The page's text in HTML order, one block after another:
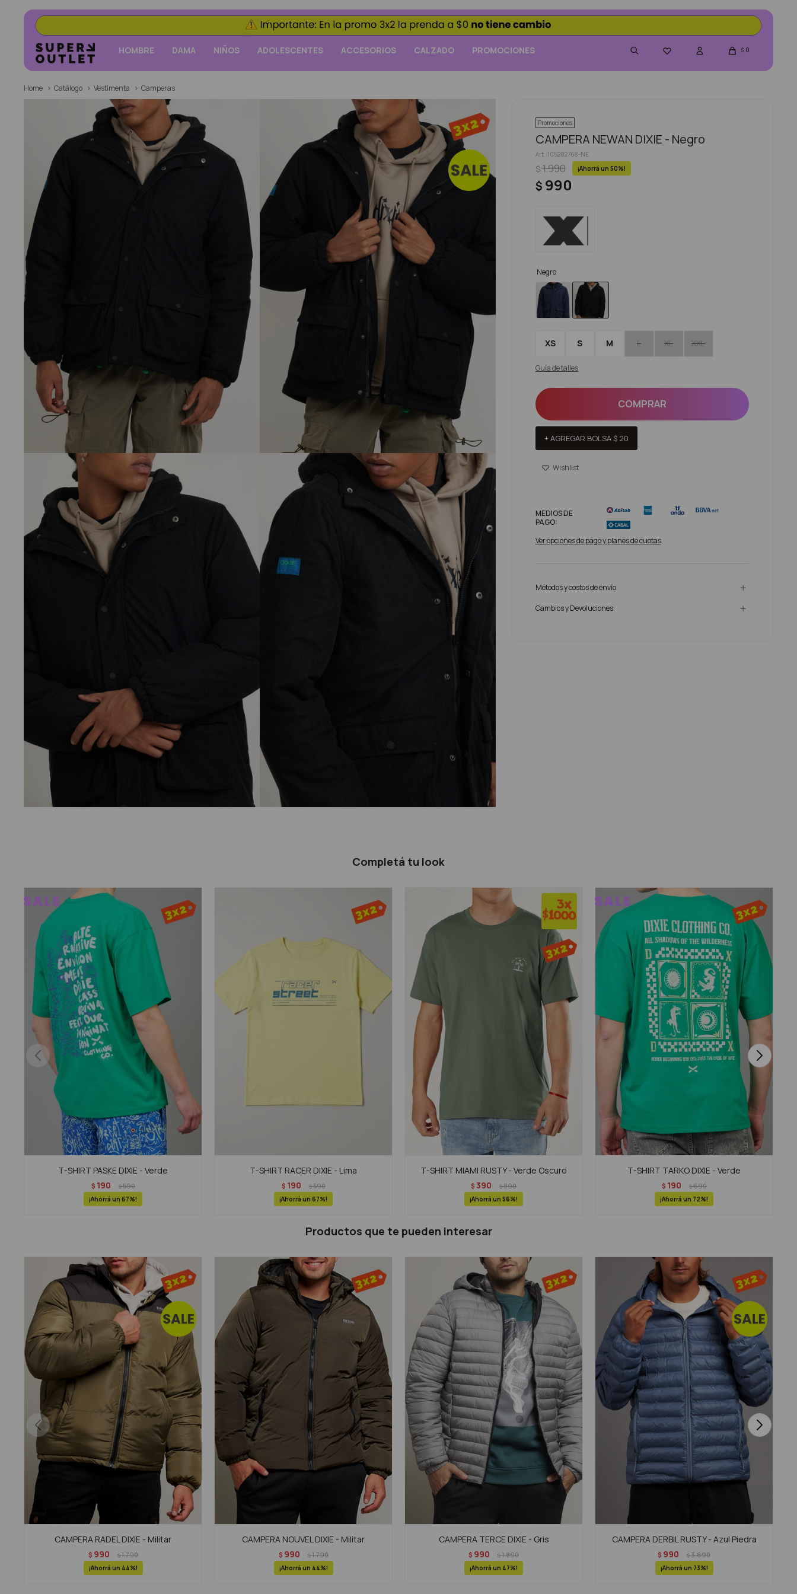
HOMBRE DAMA NIÑOS ADOLESCENTES ACCESORIOS CALZADO PROMOCIONES  $ 0
Home Catálogo Vestimenta Camperas
Promociones
CAMPERA NEWAN DIXIE - Negro
105202768-NE
$ 990
$1.990 50
Negro
XS S M L XL XXL
Guía de talles
COMPRAR
+ AGREGAR BOLSA$ 20
MEDIOS DE
PAGO:
Ver opciones de pago y planes de cuotas
Métodos y costos de envío
Cambios y Devoluciones
Completá tu look
T-SHIRT PASKE DIXIE - Verde
$ 190 $590
67
T-SHIRT RACER DIXIE - Lima
$ 190 $590
67
T-SHIRT MIAMI RUSTY - Verde Oscuro
$ 390 $890
56
T-SHIRT TARKO DIXIE - Verde
$ 190 $690
72
Productos que te pueden interesar
CAMPERA RADEL DIXIE - Militar
$ 990 $1.790
44
CAMPERA NOUVEL DIXIE - Militar
$ 990 $1.790
44
CAMPERA TERCE DIXIE - Gris
$ 990 $1.890
47
CAMPERA DERBIL RUSTY - Azul Piedra
$ 990 $3.690
73